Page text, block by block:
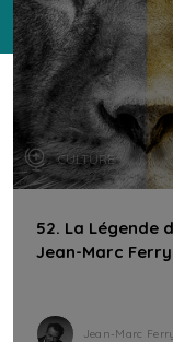
CULTURE
52. La Légende
Jean-Marc
Jean-Marc